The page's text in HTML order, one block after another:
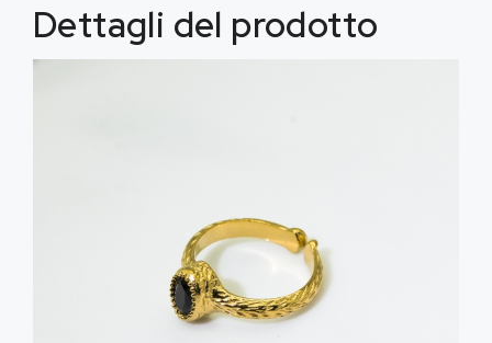
Dettagli del prodotto